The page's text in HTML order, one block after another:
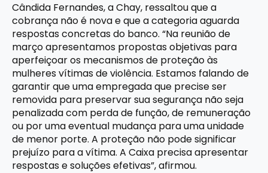
Cândida Fernandes, a Chay, ressaltou que a
cobrança não é nova e que a categoria aguarda
respostas concretas do banco. “Na reunião de
março apresentamos propostas objetivas para
aperfeiçoar os mecanismos de proteção às
mulheres vítimas de violência. Estamos falando de
garantir que uma empregada que precise ser
removida para preservar sua segurança não seja
penalizada com perda de função, de remuneração
ou por uma eventual mudança para uma unidade
de menor porte. A proteção não pode significar
prejuízo para a vítima. A Caixa precisa apresentar
respostas e soluções efetivas”, afirmou.